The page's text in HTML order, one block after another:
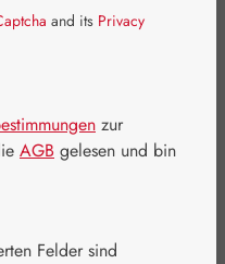
and its Privacy
zur
AGB gelesen und bin
Felder sind